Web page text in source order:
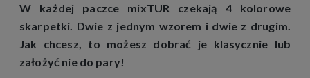
W każdej paczce mixTUR czekają 4 kolorowe
skarpetki. Dwie z jednym wzorem i dwie z drugim.
Jak chcesz, to możesz dobrać je klasycznie lub
założyć nie do pary!